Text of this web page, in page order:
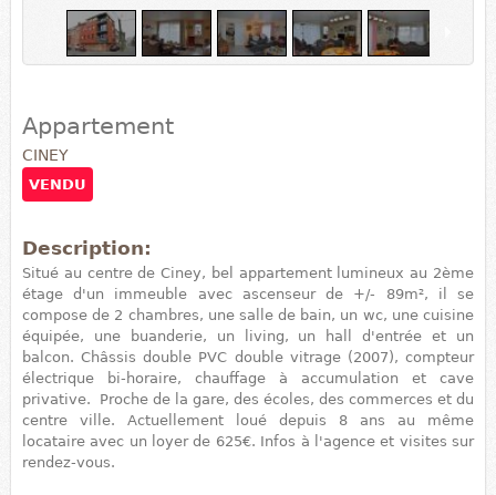
Appartement
CINEY
VENDU
Description:
Situé au centre de Ciney, bel appartement lumineux au 2ème
étage d'un immeuble avec ascenseur de +/- 89m², il se
compose de 2 chambres, une salle de bain, un wc, une cuisine
équipée, une buanderie, un living, un hall d'entrée et un
balcon. Châssis double PVC double vitrage (2007), compteur
électrique bi-horaire, chauffage à accumulation et cave
privative. Proche de la gare, des écoles, des commerces et du
centre ville. Actuellement loué depuis 8 ans au même
locataire avec un loyer de 625€. Infos à l'agence et visites sur
rendez-vous.